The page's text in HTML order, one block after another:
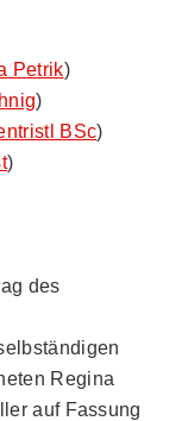
Petrik)
)
BSc)
)
des
Regina
auf Fassung